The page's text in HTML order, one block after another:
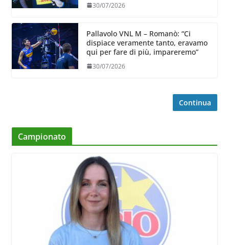
30/07/2026
Pallavolo VNL M – Romanò: “Ci
dispiace veramente tanto, eravamo
qui per fare di più, impareremo”
30/07/2026
Continua
Campionato